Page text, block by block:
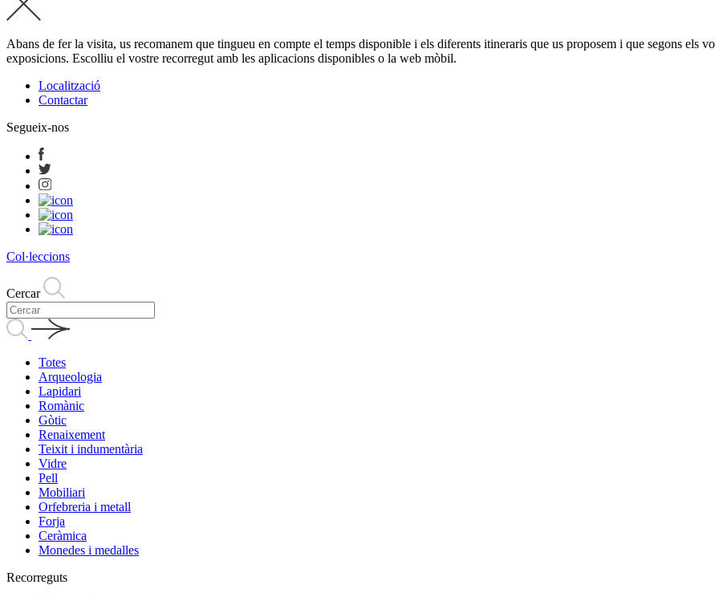
Abans de fer la visita, us recomanem que tingueu en compte el temps disponible i els diferents itineraris que us proposem i que segons els
exposicions. Escolliu el vostre recorregut amb les aplicacions disponibles o la web mòbil.
Localització
Contactar
Segueix-nos
Col·leccions
Cercar
Totes
Arqueologia
Lapidari
Romànic
Gòtic
Renaixement
Teixit i indumentària
Vidre
Pell
Mobiliari
Orfebreria i metall
Forja
Ceràmica
Monedes i medalles
Recorreguts